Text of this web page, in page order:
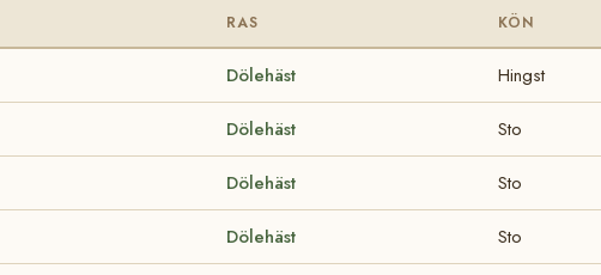
RAS KÖN
Dölehäst Hingst
Dölehäst Sto
Dölehäst Sto
Dölehäst Sto